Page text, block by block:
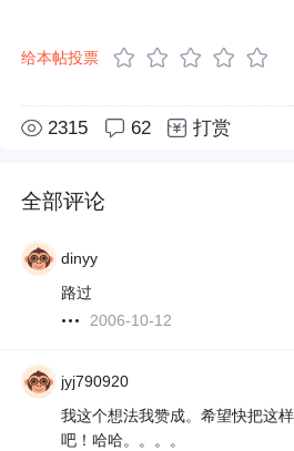
给本帖投票
2315 62 打赏
全部评论
dinyy
路过
2006-10-12
jyj790920
我这个想法我赞成。希望快把这
吧！哈哈。。。。